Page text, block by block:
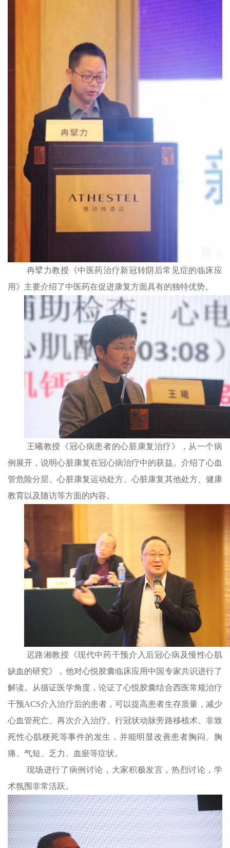
冉擘力教授《中医药治疗新冠转阴后常见症的临床应
用》主要介绍了中医药在促进康复方面具有的独特优势。
王曦教授《冠心病患者的心脏康复治疗》，从一个病
例展开，说明心脏康复在冠心病治疗中的获益。介绍了心血
管危险分层、心脏康复运动处方、心脏康复其他处方、健康
教育以及随访等方面的内容。
迟路湘教授《现代中药干预介入后冠心病及慢性心肌
缺血的研究》，他对心悦胶囊临床应用中国专家共识进行了
解读。从循证医学角度，论证了心悦胶囊结合西医常规治疗
干预ACS介入治疗后的患者，可以提高患者生存质量，减少
心血管死亡、再次介入治疗、行冠状动脉旁路移植术、非致
死性心肌梗死等事件的发生，并能明显改善患者胸闷、胸
痛、气短、乏力、血瘀等症状。
现场进行了病例讨论，大家积极发言，热烈讨论，学
术氛围非常活跃。